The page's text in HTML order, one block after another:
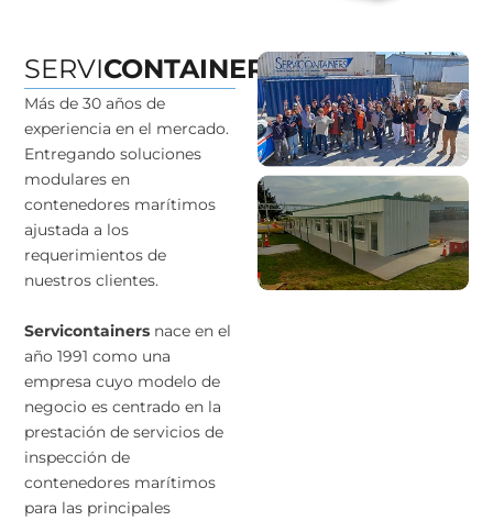
SERVICONTAINERS
Más de 30 años de
experiencia en el mercado.
Entregando soluciones
modulares en
contenedores marítimos
ajustada a los
requerimientos de
nuestros clientes.
Servicontainers nace en el
año 1991 como una
empresa cuyo modelo de
negocio es centrado en la
prestación de servicios de
inspección de
contenedores marítimos
para las principales